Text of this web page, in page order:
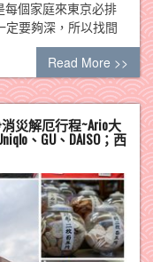
每個家庭來東京必排
定要夠深，所以找間
Read More >>
災解厄行程~Ario大
、GU、DAISO；西